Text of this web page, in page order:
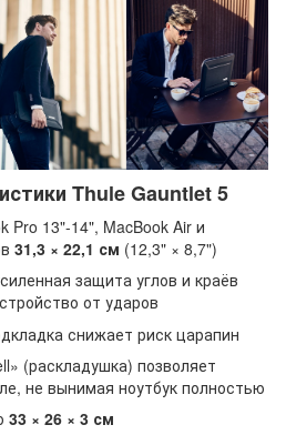
Thule Gauntlet 5
Pro 13"-14", MacBook Air и
31,3 × 22,1 см (12,3" × 8,7")
защита углов и краёв
от ударов
снижает риск царапин
(раскладушка) позволяет
не вынимая ноутбук полностью
33 × 26 × 3 см